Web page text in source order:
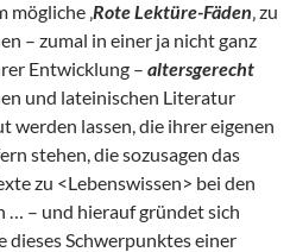
mögliche ‚Rote Lektüre-Fäden‚ zu
– zumal in einer ja nicht ganz
Entwicklung – altersgerecht
und lateinischen Literatur
werden lassen, die ihrer eigenen
stehen, die sozusagen das
zu <Lebenswissen> bei den
… – und hierauf gründet sich
dieses Schwerpunktes einer